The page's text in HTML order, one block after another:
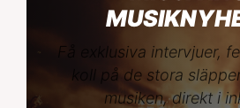
Få exklusiva intervjuer,
koll på de stora
musiken, direkt i